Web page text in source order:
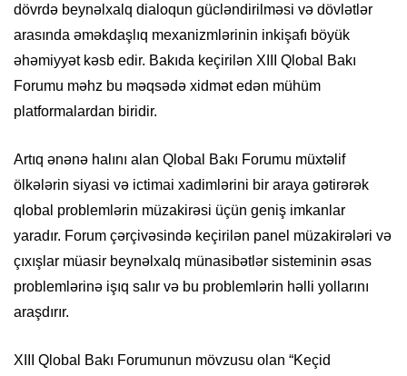
dövrdə beynəlxalq dialoqun gücləndirilməsi və dövlətlər
arasında əməkdaşlıq mexanizmlərinin inkişafı böyük
əhəmiyyət kəsb edir. Bakıda keçirilən XIII Qlobal Bakı
Forumu məhz bu məqsədə xidmət edən mühüm
platformalardan biridir.
Artıq ənənə halını alan Qlobal Bakı Forumu müxtəlif
ölkələrin siyasi və ictimai xadimlərini bir araya gətirərək
qlobal problemlərin müzakirəsi üçün geniş imkanlar
yaradır. Forum çərçivəsində keçirilən panel müzakirələri və
çıxışlar müasir beynəlxalq münasibətlər sisteminin əsas
problemlərinə işıq salır və bu problemlərin həlli yollarını
araşdırır.
XIII Qlobal Bakı Forumunun mövzusu olan “Keçid